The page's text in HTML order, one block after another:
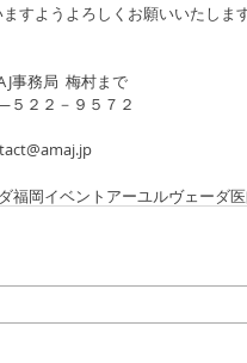
すようよろしくお願いいたします
事務局  梅村まで
５２２－９５７２
福岡イベント アーユルヴェーダ